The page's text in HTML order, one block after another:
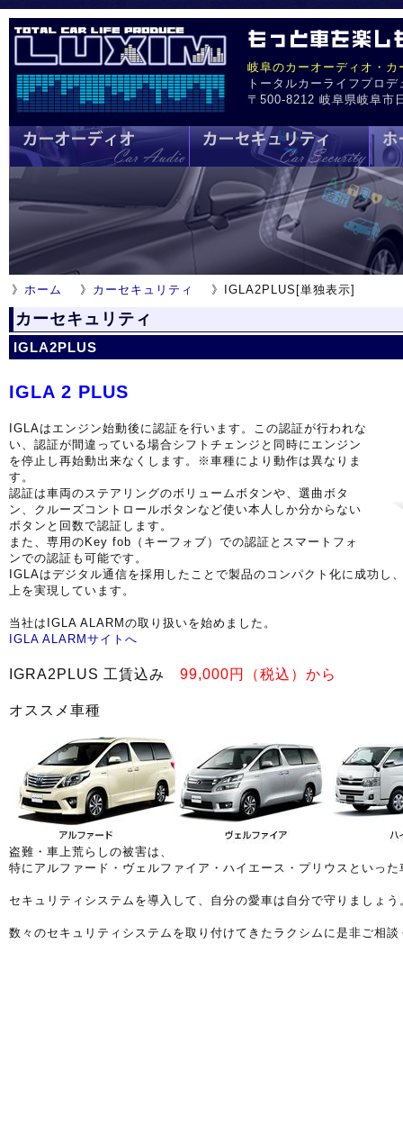
岐阜のカーオーディオ・
トータルカーライフプロ
〒500-8212 岐阜県岐阜
》 ホーム 》 カーセキュリティ 》IGLA2PLUS[単独表示]
カーセキュリティ
IGLA2PLUS
IGLA 2 PLUS
IGLAはエンジン始動後に認証を行います。この認証が行われな
い、認証が間違っている場合シフトチェンジと同時にエンジン
を停止し再始動出来なくします。※車種により動作は異なりま
す。
認証は車両のステアリングのボリュームボタンや、選曲ボタ
ン、クルーズコントロールボタンなど使い本人しか分からない
ボタンと回数で認証します。
また、専用のKey fob（キーフォブ）での認証とスマートフォ
ンでの認証も可能です。
IGLAはデジタル通信を採用したことで製品のコンパクト化に成功し
上を実現しています。
当社はIGLA ALARMの取り扱いを始めました。
IGLA ALARMサイトへ
IGRA2PLUS 工賃込み 99,000円（税込）から
オススメ車種
盗難・車上荒らしの被害は、
特にアルファード・ヴェルファイア・ハイエース・プリウスといっ
セキュリティシステムを導入して、自分の愛車は自分で守りましょう
数々のセキュリティシステムを取り付けてきたラクシムに是非ご相談